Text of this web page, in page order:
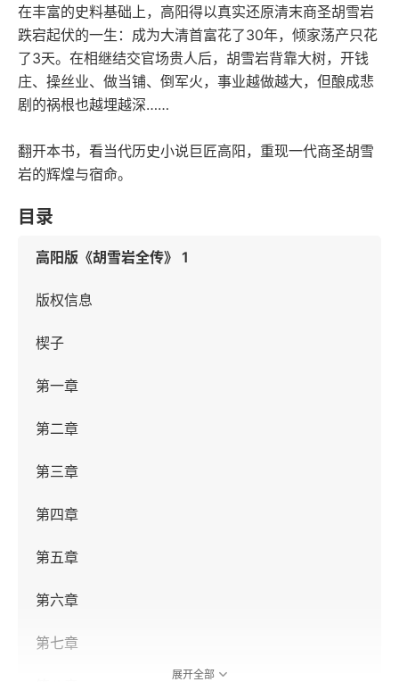
在丰富的史料基础上，高阳得以真实还原清末商圣胡雪岩
跌宕起伏的一生：成为大清首富花了30年，倾家荡产只花
了3天。在相继结交官场贵人后，胡雪岩背靠大树，开钱
庄、操丝业、做当铺、倒军火，事业越做越大，但酿成悲
剧的祸根也越埋越深……
翻开本书，看当代历史小说巨匠高阳，重现一代商圣胡雪
岩的辉煌与宿命。
目录
高阳版《胡雪岩全传》 1
版权信息
楔子
第一章
第二章
第三章
第四章
第五章
第六章
第七章
展开全部